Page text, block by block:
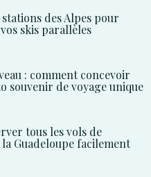
des Alpes pour
skis parallèles
: comment concevoir
souvenir de voyage unique
tous les vols de
Guadeloupe facilement